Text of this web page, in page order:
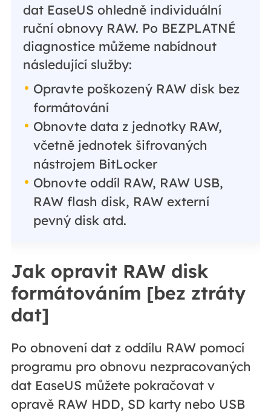
dat EaseUS ohledně individuální
ruční obnovy RAW. Po BEZPLATNÉ
diagnostice můžeme nabídnout
následující služby:
Opravte poškozený RAW disk bez
formátování
Obnovte data z jednotky RAW,
včetně jednotek šifrovaných
nástrojem BitLocker
Obnovte oddíl RAW, RAW USB,
RAW flash disk, RAW externí
pevný disk atd.
Jak opravit RAW disk
formátováním [bez ztráty
dat]
Po obnovení dat z oddílu RAW pomocí
programu pro obnovu nezpracovaných
dat EaseUS můžete pokračovat v
opravě RAW HDD, SD karty nebo USB